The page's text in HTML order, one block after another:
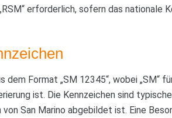
erforderlich, sofern das nationale
dem Format „SM 12345“, wobei „SM“
ist. Die Kennzeichen sind
San Marino abgebildet ist. Eine